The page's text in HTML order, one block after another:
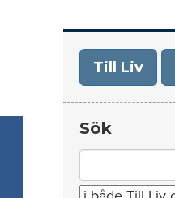
Till Liv
Sök
for: